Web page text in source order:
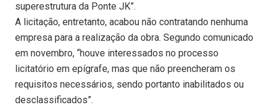
superestrutura da Ponte JK”.
A licitação, entretanto, acabou não contratando nenhuma
empresa para a realização da obra. Segundo comunicado
em novembro, “houve interessados no processo
licitatório em epígrafe, mas que não preencheram os
requisitos necessários, sendo portanto inabilitados ou
desclassificados”.